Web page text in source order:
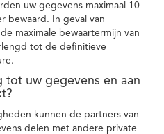
uw gegevens maximaal 10
bewaard. In geval van
maximale bewaartermijn van
tot de definitieve
uw gegevens en aan
kunnen de partners van
delen met andere private